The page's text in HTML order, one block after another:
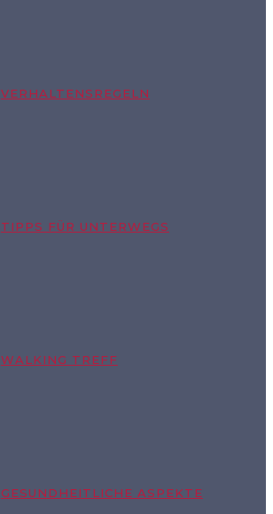
VERHALTENSREGELN
TIPPS FÜR UNTERWEGS
WALKING TREFF
GESUNDHEITLICHE ASPEKTE